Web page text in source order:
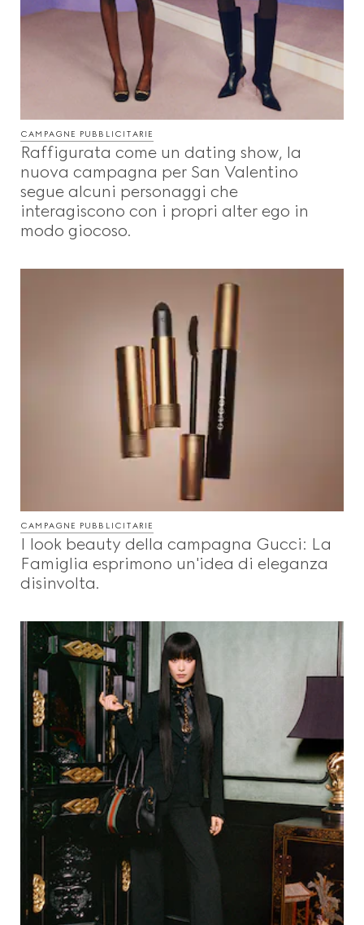
CAMPAGNE PUBBLICITARIE
Raffigurata come un dating show, la
nuova campagna per San Valentino
segue alcuni personaggi che
interagiscono con i propri alter ego in
modo giocoso.
CAMPAGNE PUBBLICITARIE
I look beauty della campagna Gucci: La
Famiglia esprimono un'idea di eleganza
disinvolta.